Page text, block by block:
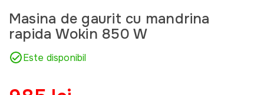
Masina de gaurit cu mandrina
rapida Wokin 850 W
Este disponibil